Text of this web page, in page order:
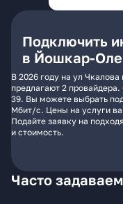
Подключить
в Йошкар-Оле
В 2026 году на ул
предлагают 2
39. Вы можете выбрать
Мбит/с. Цены на услуги
Подайте заявку на
и стоимость.
Часто